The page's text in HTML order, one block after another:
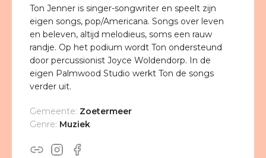
Ton Jenner is singer-songwriter en speelt zijn
eigen songs, pop/Americana. Songs over leven
en beleven, altijd melodieus, soms een rauw
randje. Op het podium wordt Ton ondersteund
door percussionist Joyce Woldendorp. In de
eigen Palmwood Studio werkt Ton de songs
verder uit.
Gemeente: Zoetermeer
Genre: Muziek